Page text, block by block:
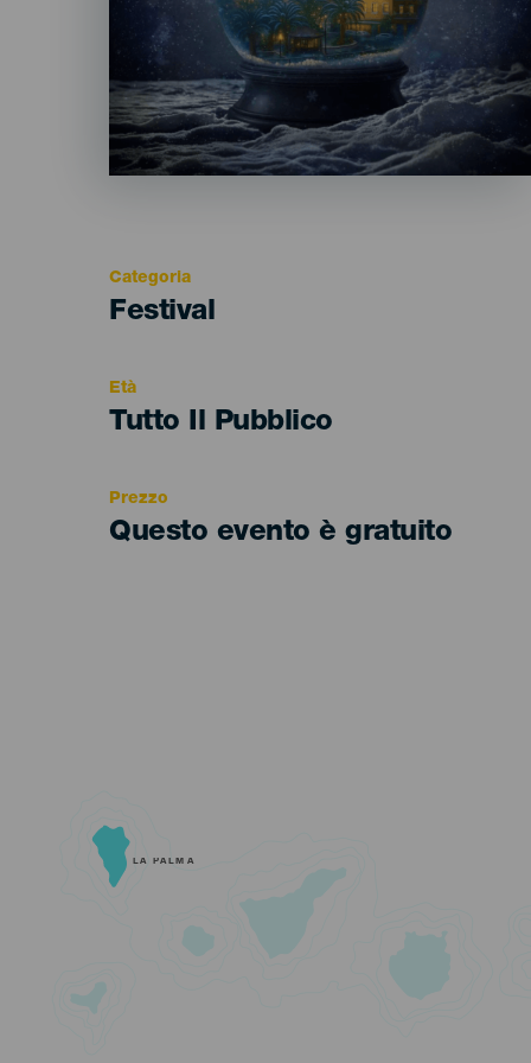
Categoria
Categoría
Festival
Età
Edad
Tutto Il Pubblico
Prezzo
Questo evento è gratuito
LA PALMA